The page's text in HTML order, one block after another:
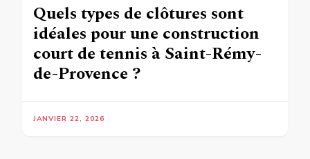
Quels types de clôtures sont
idéales pour une construction
court de tennis à Saint-Rémy-
de-Provence ?
JANVIER 22, 2026